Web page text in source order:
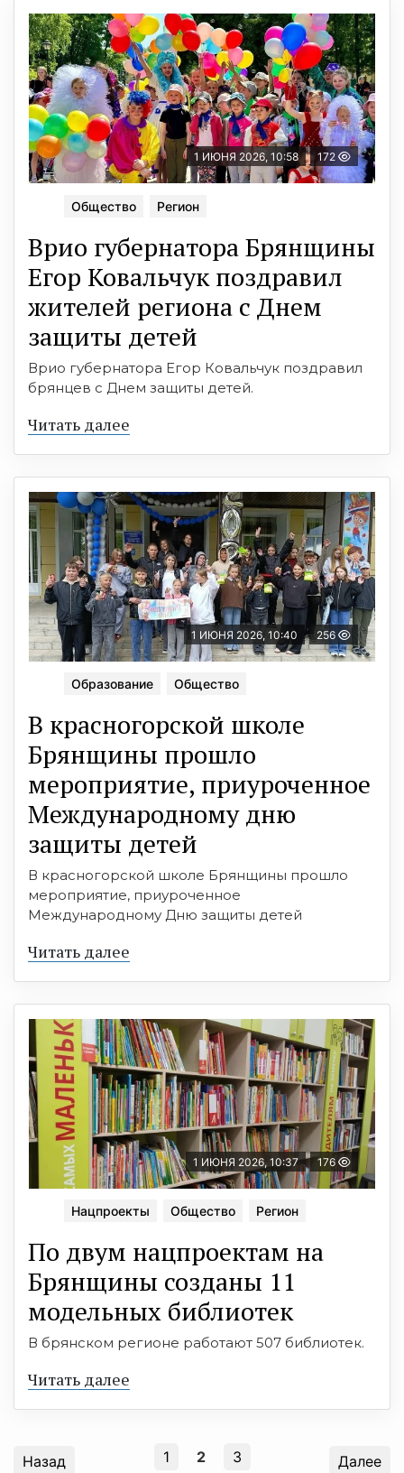
1 ИЮНЯ 2026, 10:58 172
Общество Регион
Врио губернатора Брянщины
Егор Ковальчук поздравил
жителей региона с Днем
защиты детей
Врио губернатора Егор Ковальчук поздравил
брянцев с Днем защиты детей.
Читать далее
1 ИЮНЯ 2026, 10:40 256
Образование Общество
В красногорской школе
Брянщины прошло
мероприятие, приуроченное
Международному дню
защиты детей
В красногорской школе Брянщины прошло
мероприятие, приуроченное
Международному Дню защиты детей
Читать далее
1 ИЮНЯ 2026, 10:37 176
Нацпроекты Общество Регион
По двум нацпроектам на
Брянщины созданы 11
модельных библиотек
В брянском регионе работают 507 библиотек.
Читать далее
Назад 1 2 3 Далее